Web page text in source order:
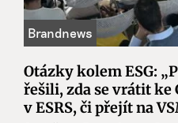
Otázky kolem ESG:
řešili, zda se vrátit ke
v ESRS, či přejít na